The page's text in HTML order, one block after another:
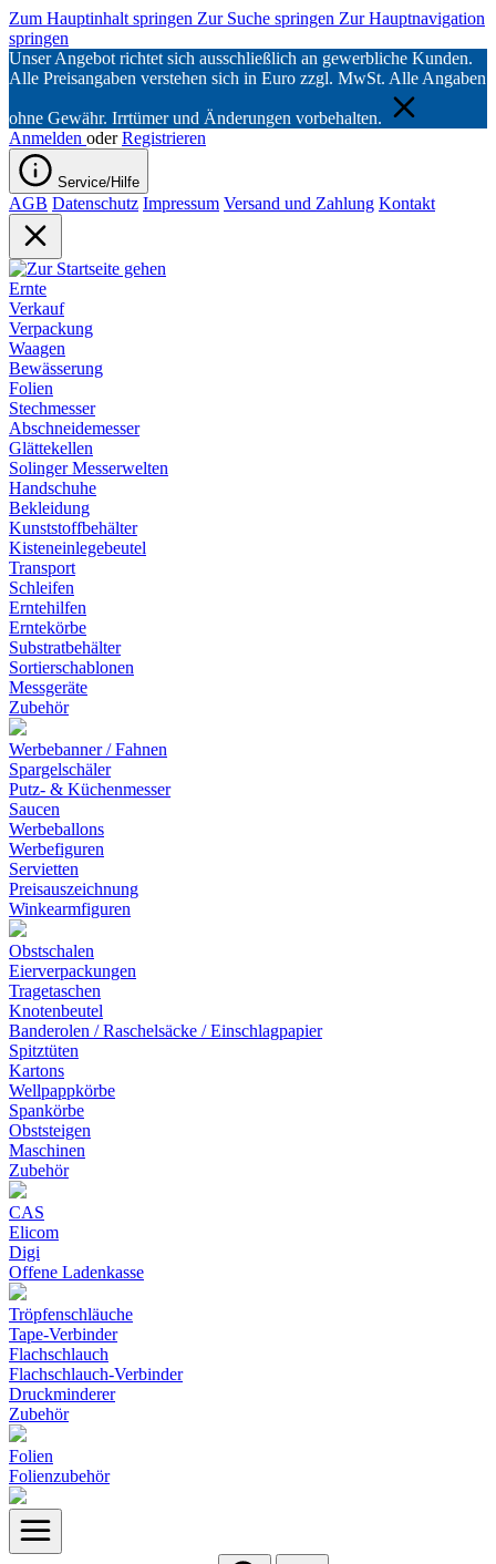
Zum Hauptinhalt springen Zur Suche springen Zur Hauptnavigation
springen
Unser Angebot richtet sich ausschließlich an gewerbliche Kunden.
Alle Preisangaben verstehen sich in Euro zzgl. MwSt. Alle Angaben
ohne Gewähr. Irrtümer und Änderungen vorbehalten.
Anmelden oder Registrieren
Service/Hilfe
AGB Datenschutz Impressum Versand und Zahlung Kontakt
Ernte
Verkauf
Verpackung
Waagen
Bewässerung
Folien
Stechmesser
Abschneidemesser
Glättekellen
Solinger Messerwelten
Handschuhe
Bekleidung
Kunststoffbehälter
Kisteneinlegebeutel
Transport
Schleifen
Erntehilfen
Erntekörbe
Substratbehälter
Sortierschablonen
Messgeräte
Zubehör
Werbebanner / Fahnen
Spargelschäler
Putz- & Küchenmesser
Saucen
Werbeballons
Werbefiguren
Servietten
Preisauszeichnung
Winkearmfiguren
Obstschalen
Eierverpackungen
Tragetaschen
Knotenbeutel
Banderolen / Raschelsäcke / Einschlagpapier
Spitztüten
Kartons
Wellpappkörbe
Spankörbe
Obststeigen
Maschinen
Zubehör
CAS
Elicom
Digi
Offene Ladenkasse
Tröpfenschläuche
Tape-Verbinder
Flachschlauch
Flachschlauch-Verbinder
Druckminderer
Zubehör
Folien
Folienzubehör